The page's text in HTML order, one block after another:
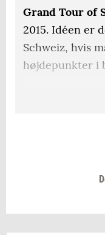
Grand Tour of
2015. Idéen er
Schweiz, hvis
højdepunkter i
strækker
øvrigt det